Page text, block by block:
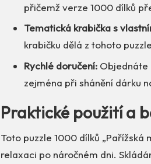
přičemž verze 1000 dílků
Tematická krabička s
krabičku dělá z tohoto
Rychlé doručení: Objednáte
zejména při shánění dárku
Praktické použití a
Toto puzzle 1000 dílků
relaxaci po náročném dni.